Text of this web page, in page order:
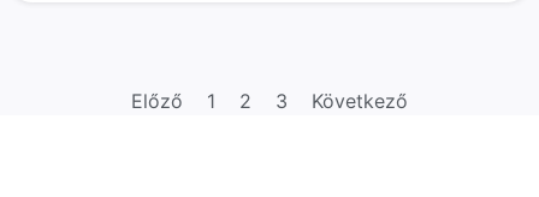
Előző 1 2 3 Következő